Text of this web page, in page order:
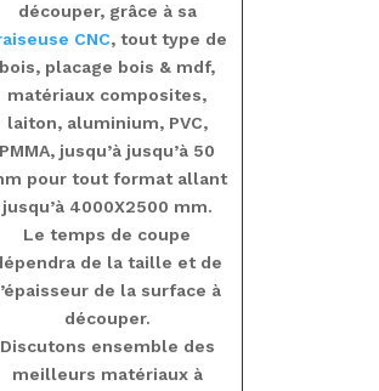
découper, grâce à sa
CNC, tout type de
bois, placage bois & mdf,
matériaux composites,
laiton, aluminium, PVC,
PMMA, jusqu’à jusqu’à 50
pour tout format allant
jusqu’à 4000X2500 mm.
Le temps de coupe
de la taille et de
de la surface à
découper.
Discutons ensemble des
meilleurs matériaux à